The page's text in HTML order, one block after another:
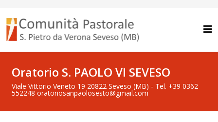
Oratorio S. PAOLO VI SEVESO
Viale Vittorio Veneto 19 20822 Seveso (MB) - Tel. +39 0362
552248 oratoriosanpaolosesto@gmail.com